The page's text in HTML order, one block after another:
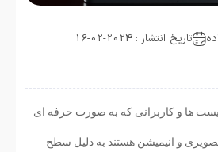
تاریخ انتشار : 2024-02-16
ها و کاربرانی که به صورت حرفه ای
و انیمیشن هستند به دلیل سطح